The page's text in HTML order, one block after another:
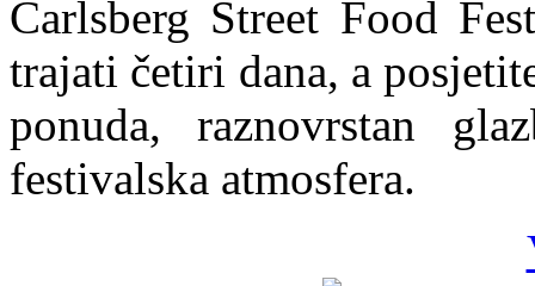
Carlsberg Street Food
trajati četiri dana, a
ponuda, raznovrstan
festivalska atmosfera.